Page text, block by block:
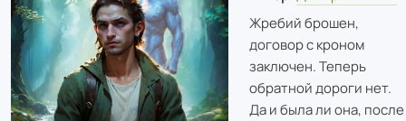
Жребий брошен,
договор с кроном
заключен. Теперь
обратной дороги нет.
Да и была ли она, после